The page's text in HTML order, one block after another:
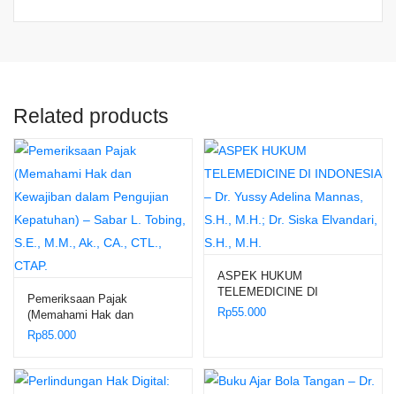
Related products
Pemeriksaan Pajak
(Memahami Hak dan
Kewajiban dalam Pengujian
CTL., CTAP.
Rp85.000
ASPEK HUKUM
TELEMEDICINE DI
INDONESIA – Dr. Yussy
Rp55.000